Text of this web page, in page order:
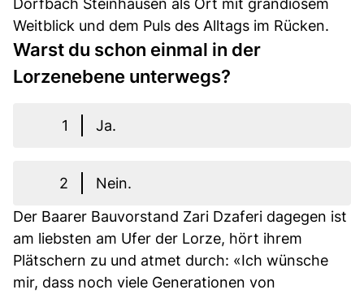
Weitblick und dem Puls des Alltags im Rücken.
Warst du schon einmal in der
Lorzenebene unterwegs?
1 Ja.
2
Nein.
Der Baarer Bauvorstand Zari Dzaferi dagegen ist
am liebsten am Ufer der Lorze, hört ihrem
Plätschern zu und atmet durch: «Ich wünsche
mir, dass noch viele Generationen von